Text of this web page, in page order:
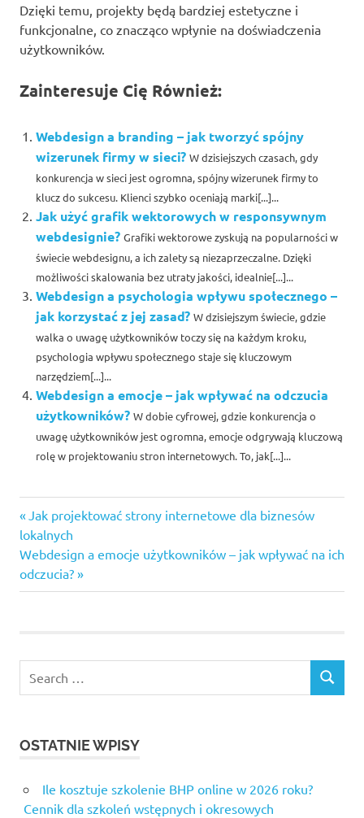
Dzięki temu, projekty będą bardziej estetyczne i
funkcjonalne, co znacząco wpłynie na doświadczenia
użytkowników.
Zainteresuje Cię Również:
Webdesign a branding – jak tworzyć spójny
wizerunek firmy w sieci? W dzisiejszych czasach, gdy
konkurencja w sieci jest ogromna, spójny wizerunek firmy to
klucz do sukcesu. Klienci szybko oceniają marki[...]...
Jak użyć grafik wektorowych w responsywnym
webdesignie? Grafiki wektorowe zyskują na popularności w
świecie webdesignu, a ich zalety są niezaprzeczalne. Dzięki
możliwości skalowania bez utraty jakości, idealnie[...]...
Webdesign a psychologia wpływu społecznego –
jak korzystać z jej zasad? W dzisiejszym świecie, gdzie
walka o uwagę użytkowników toczy się na każdym kroku,
psychologia wpływu społecznego staje się kluczowym
narzędziem[...]...
Webdesign a emocje – jak wpływać na odczucia
użytkowników? W dobie cyfrowej, gdzie konkurencja o
uwagę użytkowników jest ogromna, emocje odgrywają kluczową
rolę w projektowaniu stron internetowych. To, jak[...]...
Nawigacja
wpisu
Previous
Post:
Jak projektować strony internetowe dla biznesów
lokalnych
Next
Post:
Webdesign a emocje użytkowników – jak wpływać na ich
odczucia?
for:
SEARCH
OSTATNIE WPISY
Ile kosztuje szkolenie BHP online w 2026 roku?
Cennik dla szkoleń wstępnych i okresowych